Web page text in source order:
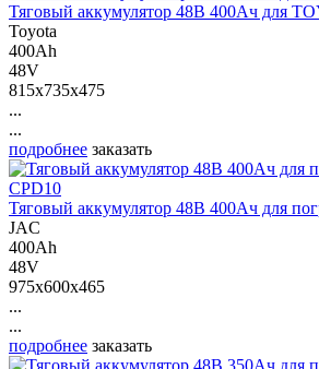
Тяговый аккумулятор 48В 400Ач для
Toyota
400Ah
48V
815x735x475
...
...
подробнее заказать
Тяговый аккумулятор 48В 400Ач для
JAC
400Ah
48V
975x600x465
...
...
подробнее заказать